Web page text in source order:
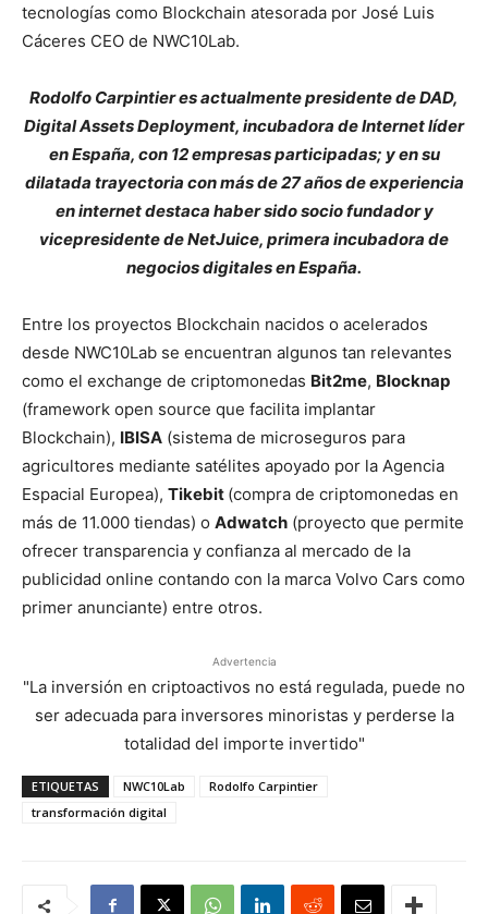
tecnologías como Blockchain atesorada por José Luis
Cáceres CEO de NWC10Lab.
Rodolfo Carpintier es actualmente presidente de DAD,
Digital Assets Deployment, incubadora de Internet líder
en España, con 12 empresas participadas; y en su
dilatada trayectoria con más de 27 años de experiencia
en internet destaca haber sido socio fundador y
vicepresidente de NetJuice, primera incubadora de
negocios digitales en España.
Entre los proyectos Blockchain nacidos o acelerados
desde NWC10Lab se encuentran algunos tan relevantes
como el exchange de criptomonedas Bit2me, Blocknap
(framework open source que facilita implantar
Blockchain), IBISA (sistema de microseguros para
agricultores mediante satélites apoyado por la Agencia
Espacial Europea), Tikebit (compra de criptomonedas en
más de 11.000 tiendas) o Adwatch (proyecto que permite
ofrecer transparencia y confianza al mercado de la
publicidad online contando con la marca Volvo Cars como
primer anunciante) entre otros.
Advertencia
"La inversión en criptoactivos no está regulada, puede no
ser adecuada para inversores minoristas y perderse la
totalidad del importe invertido"
ETIQUETAS NWC10Lab
Rodolfo Carpintier
transformación digital